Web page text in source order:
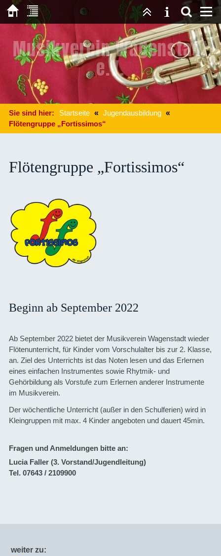
Musikverein Wagenstadt
e.V.
Sie sind hier: Startseite « Jugendausbildung «
Flötengruppe „Fortissimos“
Flötengruppe „Fortissimos“
Beginn ab September 2022
Ab September 2022 bietet der Musikverein Wagenstadt wieder
Flötenunterricht, für Kinder vom Vorschulalter bis zur 2. Klasse,
an. Ziel des Unterrichts ist das Noten lesen und das Erlernen
eines einfachen Instrumentes sowie Rhytmik- und
Gehörbildung als Vorstufe zum Erlernen anderer Instrumente
im Musikverein.
Der wöchentliche Unterricht (außer in den Schulferien) wird in
Kleingruppen mit max. 4 Kinder angeboten und dauert 45min.
Fragen und Anmeldungen bitte an:
Lucia Faller (3. Vorstand/Jugendleitung)
Tel. 07643 / 2109900
weiter zu: